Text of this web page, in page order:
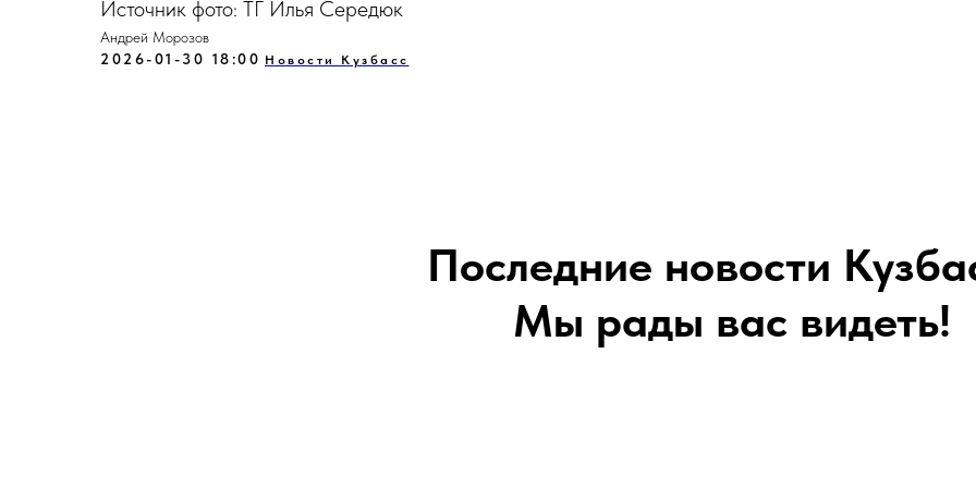
Источник фото: ТГ Илья Середюк
Андрей Морозов
2026-01-30 18:00 Новости Кузбасс
Последние новости
Мы рады вас видеть!